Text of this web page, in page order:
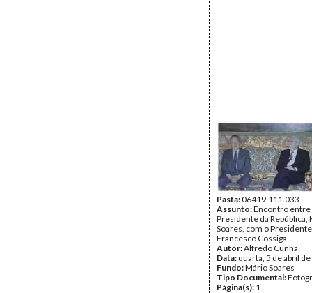
Pasta:06419.111.033
Assunto:Encontro entre
Presidente da República,
Soares, com o
Francesco Cossiga.
Autor:Alfredo Cunha
Data: quarta, 5 de abril
Fundo:Mário Soares
Tipo Documental:
Página(s): 1